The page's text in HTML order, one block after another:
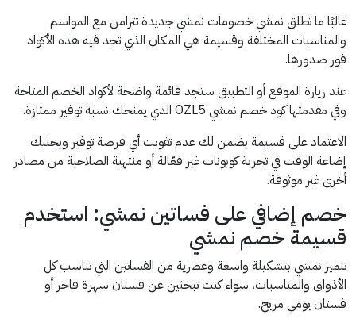
غالبًا ما تطلق نمشي خصومات نمشي جديدة تتزامن مع المواسم
والمناسبات المختلفة وقسيمة هي المكان الذي تجد فيه هذه الأكواد
فور صدورها.
عند زيارة الموقع أو التطبيق ستجد قائمة واضحة لأكواد الخصم المتاحة
وفي مقدمتها كود خصم نمشي OZL5 الذي يمنحك نسبة توفير ممتازة.
الاعتماد على قسيمة يضمن لك عدم تفويت أي فرصة توفير ويجنبك
إضاعة الوقت في تجربة كوبونات غير فعّالة أو منتهية الصلاحية من مصادر
أخرى غير موثوقة.
خصم إضافي على فساتين نمشي: استخدم
قسيمة خصم نمشي
تتميز نمشي بتشكيلة واسعة وعصرية من الفساتين التي تناسب كل
الأذواق والمناسبات، سواء كنت تبحثين عن فستان سهرة فاخر أو
فستان يومي مريح.